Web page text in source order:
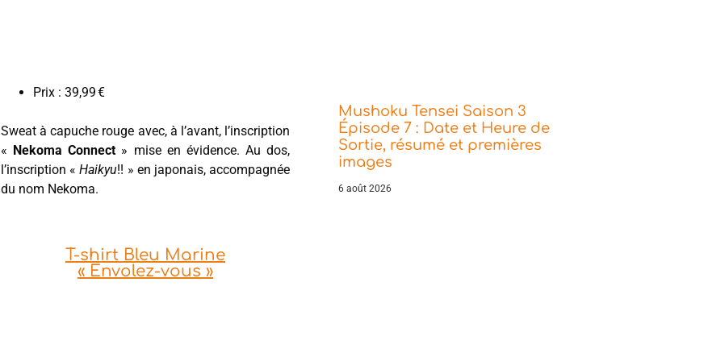
Prix : 39,99 €
Sweat à capuche rouge avec, à l’avant, l’inscription
« Nekoma Connect » mise en évidence. Au dos,
l’inscription «Haikyu!! » en japonais, accompagnée
du nom Nekoma.
T-shirt Bleu Marine
« Envolez-vous »
Mushoku Tensei Saison 3
Épisode 7 : Date et Heure de
Sortie, résumé et premières
images
6 août 2026